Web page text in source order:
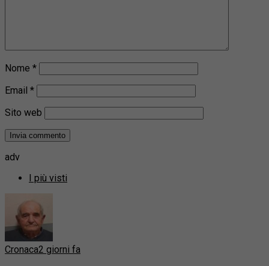
Nome *
Email *
Sito web
adv
I più visti
Cronaca2 giorni fa